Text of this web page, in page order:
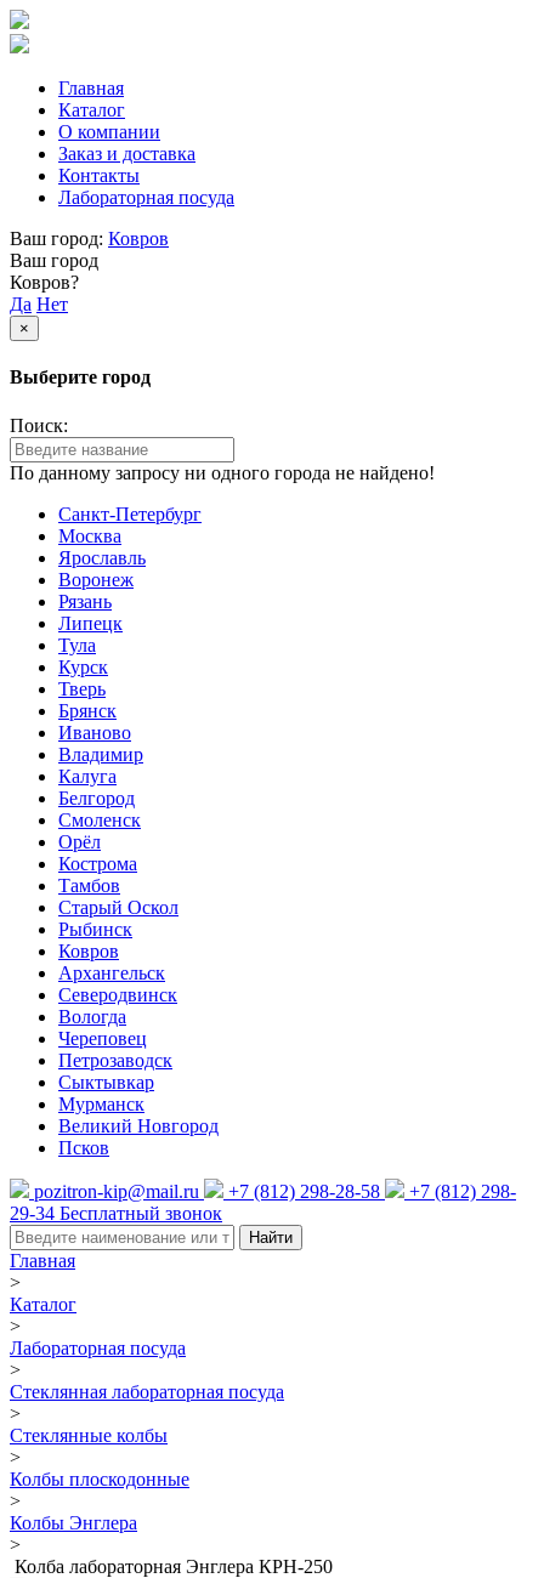
Главная
Каталог
О компании
Заказ и доставка
Контакты
Лабораторная посуда
Ваш город: Ковров
Ваш город
Ковров?
Да Нет
×
Выберите город
Поиск:
По данному запросу ни одного города не найдено!
Санкт-Петербург
Москва
Ярославль
Воронеж
Рязань
Липецк
Тула
Курск
Тверь
Брянск
Иваново
Владимир
Калуга
Белгород
Смоленск
Орёл
Кострома
Тамбов
Старый Оскол
Рыбинск
Ковров
Архангельск
Северодвинск
Вологда
Череповец
Петрозаводск
Сыктывкар
Мурманск
Великий Новгород
Псков
pozitron-kip@mail.ru +7 (812) 298-28-58
+7 (812) 298-
29-34 Бесплатный звонок
Найти
Главная
>
Каталог
>
Лабораторная посуда
>
Стеклянная лабораторная посуда
>
Стеклянные колбы
>
Колбы плоскодонные
>
Колбы Энглера
>
Колба лабораторная Энглера КРН-250